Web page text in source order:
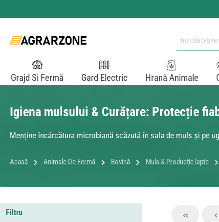
Grajd Si Fermă Gard Electric Hrană Animale
Igiena mulsului & Curățare: Protecție
Menține încărcătura microbiană scăzută în sala de muls și pe
Acasă Animale De Fermă Bovină Muls & Producție lapte
Filtru